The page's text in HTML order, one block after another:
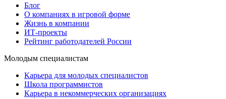
Блог
О компаниях в игровой форме
Жизнь в компании
ИТ-проекты
Рейтинг работодателей России
Молодым специалистам
Карьера для молодых специалистов
Школа программистов
Карьера в некоммерческих организациях